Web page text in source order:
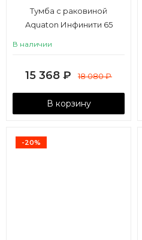
Тумба с раковиной
Aquaton Инфинити 65
В наличии
15 368 ₽ 18 080₽
В корзину
-20%